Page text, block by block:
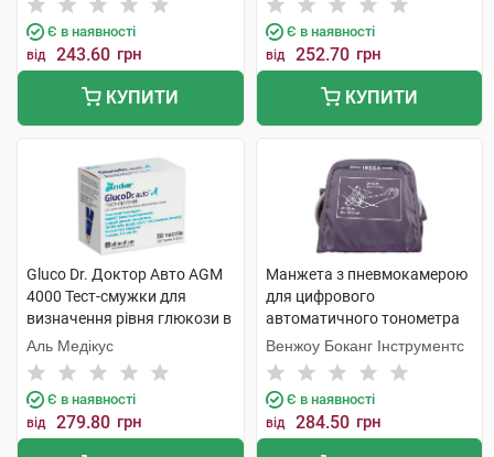
Є в наявності
від 243.60 грн
КУПИТИ
Є в наявності
від 252.70 грн
КУПИТИ
Gluco Dr. Доктор Авто AGM
4000 Тест-смужки для
визначення рівня глюкози в
крові 50 шт
Аль Медікус
Є в наявності
від 279.80 грн
Манжета з пневмокамерою
для цифрового
автоматичного тонометра
стандартна 22-32 см 1 шт
Венжоу Боканг Інструментс
Є в наявності
від 284.50 грн